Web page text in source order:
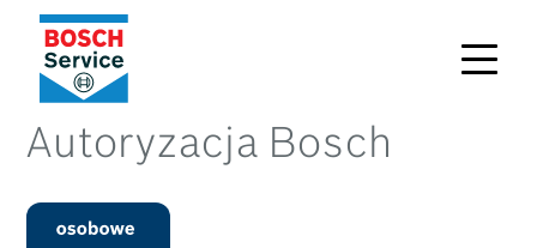
Autoryzacja Bosch